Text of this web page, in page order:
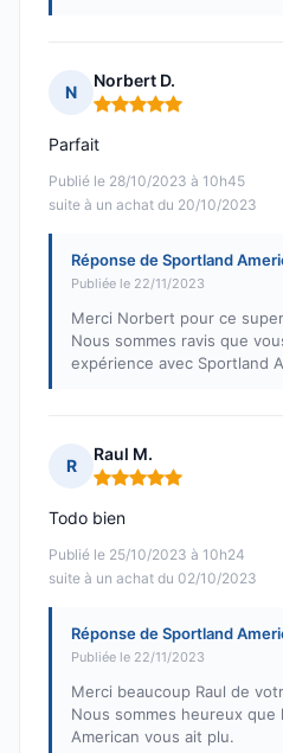
N
Norbert D.
Note : 5 sur 5
Publié le 28/10/2023 à 10h45
suite à un achat du 20/10/2023
Parfait
Réponse de Sportland
Publiée le 22/11/2023
Merci Norbert pour ce
Nous sommes ravis que
expérience avec Sportland
R
Raul M.
Note : 5 sur 5
Publié le 25/10/2023 à 10h24
suite à un achat du 02/10/2023
Todo bien
Réponse de Sportland
Publiée le 22/11/2023
Merci beaucoup Raul de
Nous sommes heureux que
American vous ait plu.